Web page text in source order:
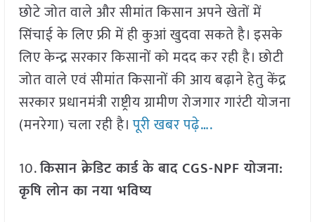
छोटे जोत वाले और सीमांत किसान अपने खेतों में
सिंचाई के लिए फ्री में ही कुआं खुदवा सकते है। इसके
लिए केन्द्र सरकार किसानों को मदद कर रही है। छोटी
जोत वाले एवं सीमांत किसानों की आय बढ़ाने हेतु केंद्र
सरकार प्रधानमंत्री राष्ट्रीय ग्रामीण रोजगार गारंटी योजना
(मनरेगा) चला रही है।पूरी खबर पढ़े….
10.किसान क्रेडिट कार्ड के बादCGS-NPFयोजना:
कृषि लोन का नया भविष्य